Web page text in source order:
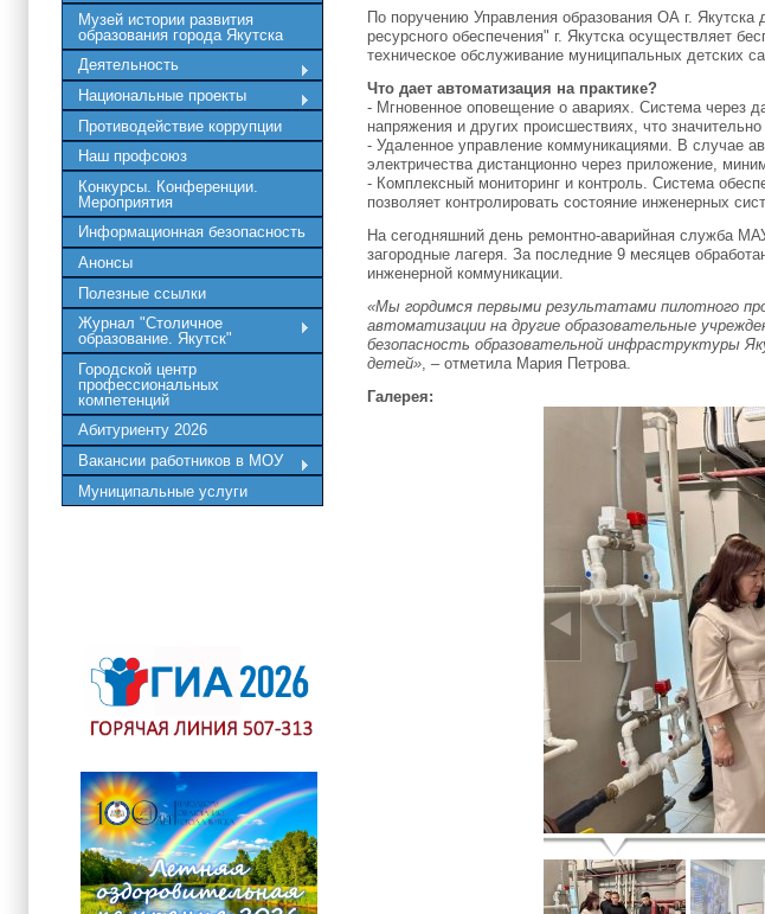
Музей истории развития
образования города Якутска
Деятельность
Национальные проекты
Противодействие коррупции
Наш профсоюз
Конкурсы. Конференции.
Мероприятия
Информационная безопасность
Анонсы
Полезные ссылки
Журнал "Столичное
образование. Якутск"
Городской центр
профессиональных
компетенций
Абитуриенту 2026
Вакансии работников в МОУ
Муниципальные услуги
По поручению Управления образования ОА г.
ресурсного обеспечения" г. Якутска осуществляет
техническое обслуживание муниципальных детских
Что дает автоматизация на практике?
- Мгновенное оповещение о авариях. Система через
напряжения и других происшествиях, что
- Удаленное управление коммуникациями. В случае
электричества дистанционно через приложение,
- Комплексный мониторинг и контроль. Система
позволяет контролировать состояние инженерных
На сегодняшний день ремонтно-аварийная служба
загородные лагеря. За последние 9 месяцев
инженерной коммуникации.
«Мы гордимся первыми результатами пилотного
автоматизации на другие образовательные
безопасность образовательной инфраструктуры
детей» , – отметила Мария Петрова.
Галерея: